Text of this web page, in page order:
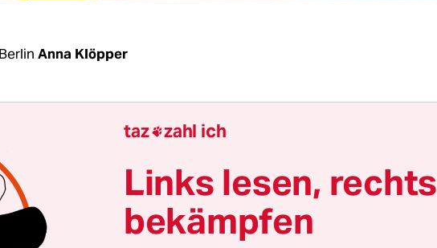
Anna Klöpper
war heftig, und am Ende lenkte Bildungssenatorin
(SPD) dann doch ein: Die schriftlichen Prüfungen
Schulabschluss (MSA) nach der 10. Klasse finden in
nicht statt. Lediglich noch die vierte Prüfungskomponente,
soll stattfinden. Das teilte Scheeres am
nach einem Treffen mit dem Verband der
taz zahl ich
Links lesen, rechts
bekämpfen